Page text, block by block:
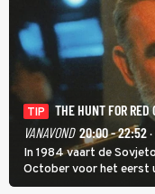
TIP
THE HUNT FOR RED
VANAVOND 20:00 - 22:52
In 1984 vaart de
October voor het eerst
Marko Ramius?